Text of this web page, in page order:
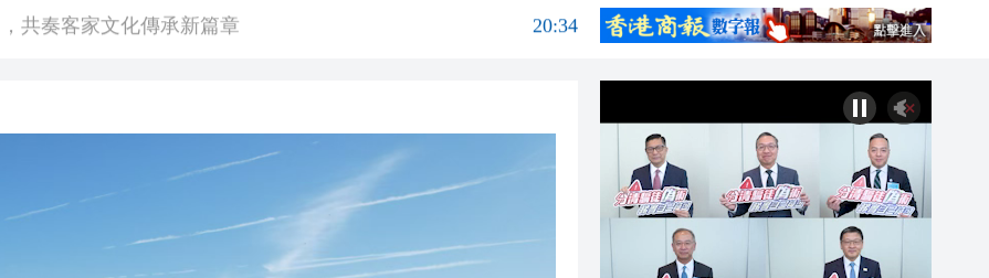
共奏客家文化傳承新篇章
20:34
見證文儒沉香從傳統邁向現代
來瓊考察